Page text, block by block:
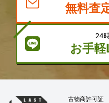
無料査
24
お手
古物商許可証